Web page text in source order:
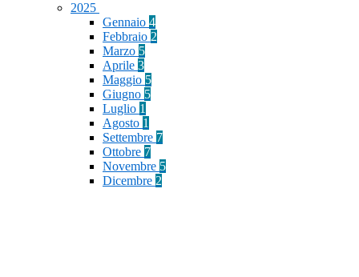
2025
Gennaio 4
Febbraio 2
Marzo 5
Aprile 3
Maggio 5
Giugno 5
Luglio 1
Agosto 1
Settembre 7
Ottobre 7
Novembre 5
Dicembre 2